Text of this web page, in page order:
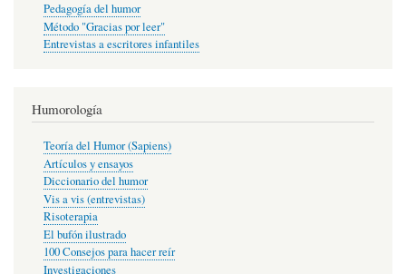
Pedagogía del humor
Método "Gracias por leer"
Entrevistas a escritores infantiles
Humorología
Teoría del Humor (Sapiens)
Artículos y ensayos
Diccionario del humor
Vis a vis (entrevistas)
Risoterapia
El bufón ilustrado
100 Consejos para hacer reír
Investigaciones